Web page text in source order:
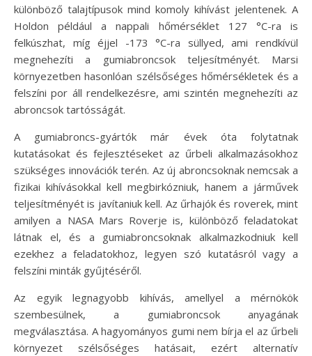
különböző talajtípusok mind komoly kihívást jelentenek. A
Holdon például a nappali hőmérséklet 127 °C-ra is
felkúszhat, míg éjjel -173 °C-ra süllyed, ami rendkívül
megnehezíti a gumiabroncsok teljesítményét. Marsi
környezetben hasonlóan szélsőséges hőmérsékletek és a
felszíni por áll rendelkezésre, ami szintén megnehezíti az
abroncsok tartósságát.
A gumiabroncs-gyártók már évek óta folytatnak
kutatásokat és fejlesztéseket az űrbeli alkalmazásokhoz
szükséges innovációk terén. Az új abroncsoknak nemcsak a
fizikai kihívásokkal kell megbirkózniuk, hanem a járművek
teljesítményét is javítaniuk kell. Az űrhajók és roverek, mint
amilyen a NASA Mars Roverje is, különböző feladatokat
látnak el, és a gumiabroncsoknak alkalmazkodniuk kell
ezekhez a feladatokhoz, legyen szó kutatásról vagy a
felszíni minták gyűjtéséről.
Az egyik legnagyobb kihívás, amellyel a mérnökök
szembesülnek, a gumiabroncsok anyagának
megválasztása. A hagyományos gumi nem bírja el az űrbeli
környezet szélsőséges hatásait, ezért alternatív